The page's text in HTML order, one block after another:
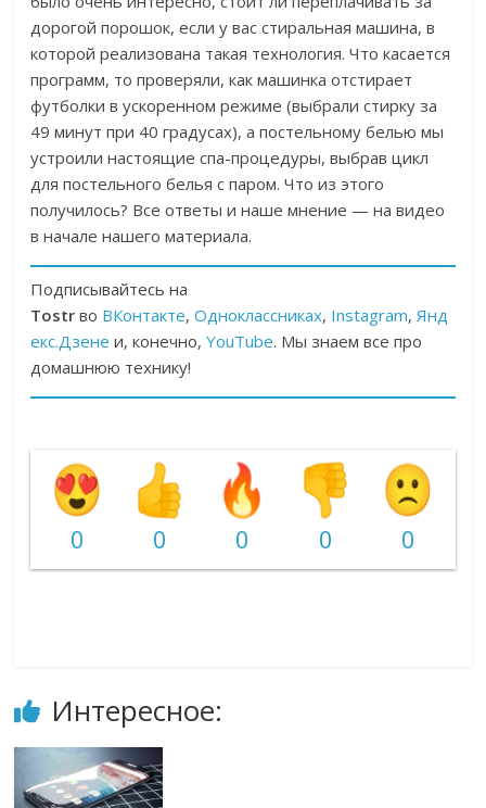
дорогой порошок, если у вас стиральная машина, в
которой реализована такая технология. Что касается
программ, то проверяли, как машинка отстирает
футболки в ускоренном режиме (выбрали стирку за
49 минут при 40 градусах), а постельному белью мы
устроили настоящие спа-процедуры, выбрав цикл
для постельного белья с паром. Что из этого
получилось? Все ответы и наше мнение — на видео
в начале нашего материала.
Подписывайтесь на
Tostr во ВКонтакте,Одноклассниках, Instagram,Янд
екс.Дзене и, конечно,YouTube. Мы знаем все про
домашнюю технику!
0 0 0 0 0
Интересное: